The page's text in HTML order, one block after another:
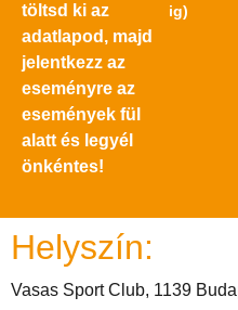
töltsd ki az
adatlapod, majd
jelentkezz az
eseményre az
események fül
alatt és legyél
önkéntes!
ig)
Helyszín:
Vasas Sport Club, 1139